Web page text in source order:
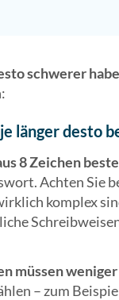
schwerer
länger desto
8 Zeichen
Achten Sie
komplex
müssen
– zum